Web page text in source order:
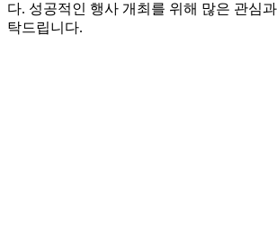
다. 성공적인 행사 개최를 위해 많은 관심
탁드립니다.